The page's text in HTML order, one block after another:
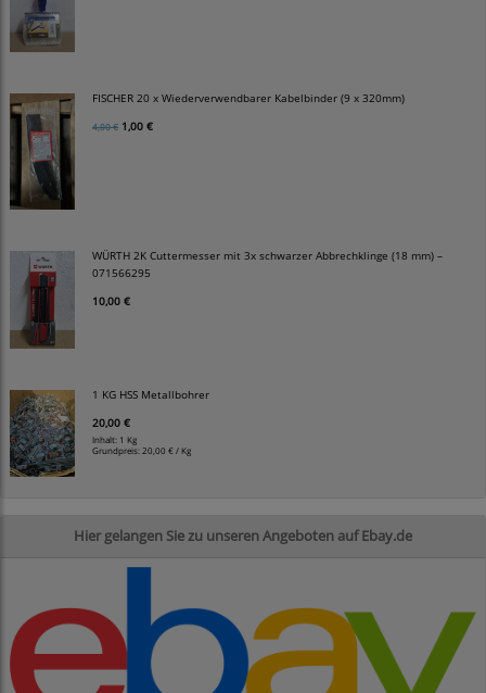
FISCHER 20 x Wiederverwendbarer Kabelbinder (9 x 320mm)
4,00 € 1,00 €
WÜRTH 2K Cuttermesser mit 3x schwarzer Abbrechklinge (18 mm) –
071566295
10,00 €
1 KG HSS Metallbohrer
20,00 €
Inhalt: 1 Kg
Grundpreis: 20,00 € / Kg
Hier gelangen Sie zu unseren Angeboten auf Ebay.de